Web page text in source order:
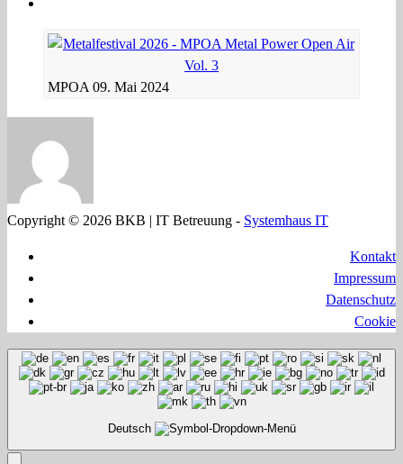
MPOA 09. Mai 2024
Copyright © 2026 BKB | IT Betreuung - Systemhaus IT
Kontakt
Impressum
Datenschutz
Cookie
Deutsch